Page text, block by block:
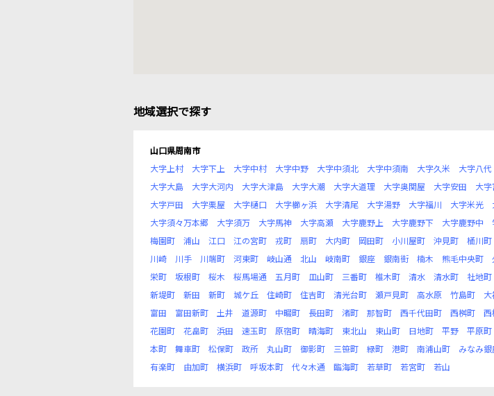
地域選択で探す
山口県周南市
大字上村
大字下上 大字中村 大字中野 大字中須北 大字中須南 大字久米 大字八代
大字大島
大字大河内 大字大津島 大字大潮 大字大道理 大字奥関屋 大字安田 大字
大字戸田
大字栗屋 大字樋口 大字櫛ヶ浜 大字清尾 大字湯野 大字福川 大字米光
大字須々万本郷
大字須万 大字馬神 大字高瀬 大字鹿野上 大字鹿野下 大字鹿野中
梅園町
浦山 江口 江の宮町 戎町 扇町 大内町 岡田町 小川屋町 沖見町 桶川町
川崎
川手 川端町 河東町 岐山通 北山 岐南町 銀座 銀南街 楠木 熊毛中央町
栄町
坂根町 桜木 桜馬場通 五月町 皿山町 三番町 椎木町 清水 清水町 社地町
新堤町
新田 新町 城ケ丘 住崎町 住吉町 清光台町 瀬戸見町 高水原 竹島町
富田
富田新町 土井 道源町 中畷町 長田町 渚町 那智町 西千代田町 西桝町 西
花園町
花畠町 浜田 速玉町 原宿町 晴海町 東北山 東山町 日地町 平野 平原町
本町
舞車町 松保町 政所 丸山町 御影町 三笹町 緑町 港町 南浦山町 みなみ銀
有楽町
由加町 横浜町 呼坂本町 代々木通 臨海町 若草町 若宮町 若山